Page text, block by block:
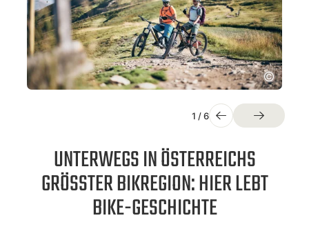
1 /6
UNTERWEGS IN ÖSTERREICHS
GRÖSSTER BIKREGION: HIER LEBT B
IKE-GESCHICHTE